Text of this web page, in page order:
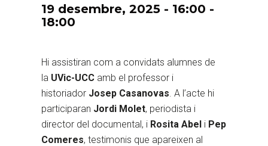
19 desembre, 2025 - 16:00 -
18:00
Hi assistiran com a convidats alumnes de
la UVic-UCC amb el professor i
historiador Josep Casanovas. A l’acte hi
participaran Jordi Molet, periodista i
director del documental, i Rosita Abel i Pep
Comeres, testimonis que apareixen al